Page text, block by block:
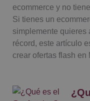
ecommerce y no
Si tienes un
simplemente quieres
récord, este artículo
crear ofertas flash